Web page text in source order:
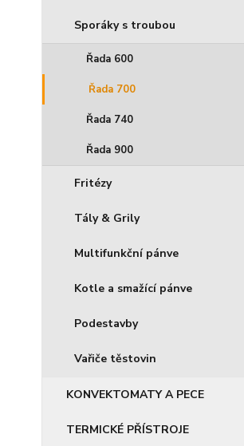
Sporáky s troubou
Řada 600
Řada 700
Řada 740
Řada 900
Fritézy
Tály & Grily
Multifunkční pánve
Kotle a smažící pánve
Podestavby
Vařiče těstovin
KONVEKTOMATY A PECE
TERMICKÉ PŘÍSTROJE